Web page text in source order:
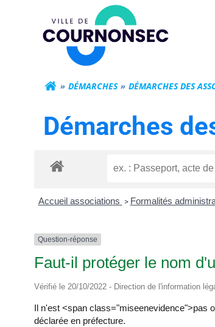
Mairie de
DÉMARCHES DÉMARCHES DES
Démarches
Accueil associations > Formalités
Question-réponse
Faut-il protéger le nom
Vérifié le 20/10/2022 - Direction de l'information
Il n'est <span class="miseenevidence">pas
déclarée en préfecture.